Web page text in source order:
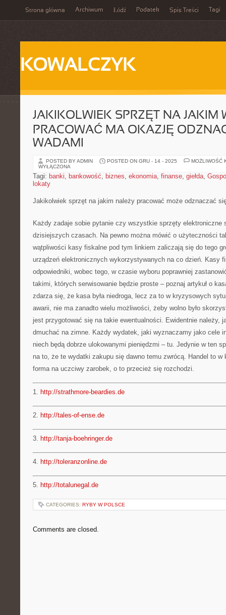
Strona główna Archiwum Łódź Podatek Spis Treści Tagi
KOWALCZYK
JAKIKOLWIEK SPRZĘT NA JAKIM
PRACOWAĆ MA OKAZJĘ
WADAMI
POSTED BY ADMIN POSTED ON GRU - 14 - 2025
MOŻLIWOŚĆ
WYŁĄCZONA
Tagi: banki, bankowość, biznes, ekonomia, finanse, giełda,
lokaty
Jakikolwiek sprzęt na jakim należy pracować może odznaczać
Każdy zadaje sobie pytanie czy wszystkie sprzęty elektroniczne
dzisiejszych czasach. Na pewno można mówić o użyteczności
wątpliwości kasy fiskalne pod tym linkiem zaliczają się do tego
urządzeń elektronicznych wykorzystywanych na co dzień. Kasy
odpowiedniki, wobec tego, w czasie wyboru poprawniej
takimi, których serwisowanie będzie proste – poznaj artykuł o
zdarza się, że kasa była niedroga, lecz za to w kryzysowych
awarii, nie ma zanadto wielu możliwości, żeby wolno było
jest przygotować się na takie ewentualności. Ewidentnie należy,
dmuchać na zimne. Każdy wydatek, jaki wyznaczamy jako cele
niech będą dobrze ulokowanymi pieniędzmi – tu. Jedynie w ten
na to, że te wydatki zakupu się dawno temu zwrócą. Handel to w
forma na uczciwy zarobek, o to przecież się rozchodzi.
1. http://strathmore-beardies.de
2. http://tales-of-ense.de
3. http://tanja-boehringer.de
4. http://toleranzonline.de
5. http://totalunegal.de
CATEGORIES: RYBY W POLSCE
Comments are closed.